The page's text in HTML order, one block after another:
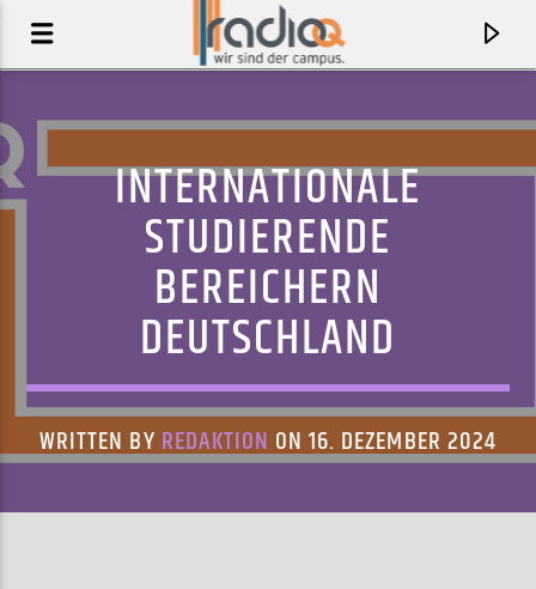
AKTUELLER TRACK
SOCALLED
INTERNATIONALE
STUDIERENDE
BEREICHERN
DEUTSCHLAND
WRITTEN BY REDAKTION ON 16. DEZEMBER 2024